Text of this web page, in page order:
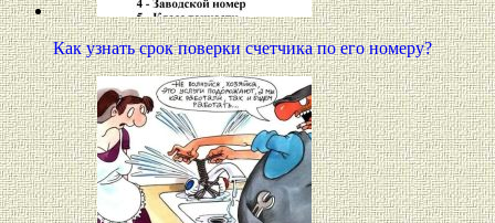
Как узнать срок поверки счетчика по его номеру?